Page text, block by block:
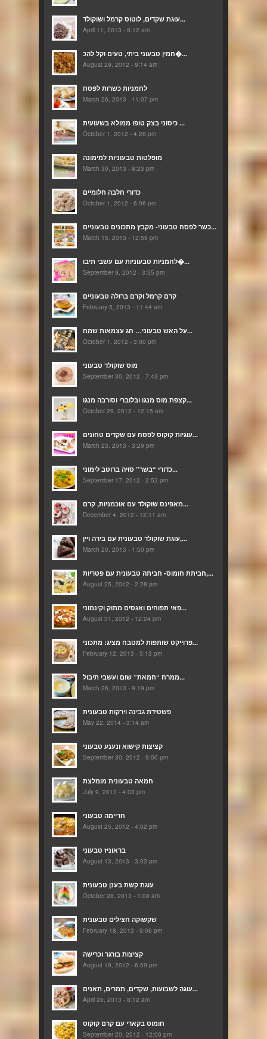
עוגת שקדים, לוטוס קרמל ושוקולד...
April 11, 2013 - 8:12 am
חמין טבעוני ביתי, טעים וקל להכ�...
August 29, 2012 - 9:14 am
לחמניות כשרות לפסח
March 26, 2013 - 11:07 pm
כיסוני בצק טופו ממולא בשעועית ...
October 1, 2012 - 4:26 pm
מופלטות טבעוניות למימונה
March 30, 2013 - 8:23 pm
כדורי חלבה חלומיים
October 1, 2012 - 6:06 pm
כשר לפסח טבעוני- מקבץ מתכונים טבעוניים...
March 15, 2013 - 12:59 pm
לחמניות טבעוניות עם עשבי תיבו�...
September 9, 2012 - 3:55 pm
קרם קרמל וקרם ברולה טבעוניים
February 5, 2013 - 11:44 am
על האש טבעוני… חג עצמאות שמח...
October 1, 2012 - 3:00 pm
מוס שוקולד טבעוני
September 30, 2012 - 7:43 pm
קצפת מוס מנגו ובלוברי וסורבה מנגו...
October 29, 2012 - 12:15 am
עוגיות קוקוס לפסח עם שקדים טחונים...
March 23, 2013 - 3:29 pm
כדורי “בשר” סויה ברוטב לימוני...
September 17, 2012 - 2:52 pm
מאפינס שוקולד עם אוכמניות, קרם...
December 4, 2012 - 12:11 am
עוגת שוקולד טבעונית עם בירה ויין,...
March 20, 2013 - 1:50 pm
חביתת חומוס- חביתה טבעונית עם פטריות,...
August 25, 2012 - 2:28 pm
פאי תפוחים ואגסים מתוק וקינמוני...
August 31, 2012 - 12:24 pm
פרוייקט שותפות למטבח מציג: מתכוני...
February 12, 2013 - 5:13 pm
ממרח “חמאת” שום ועשבי תיבול...
March 26, 2013 - 9:19 pm
פשטידת גבינה וירקות טבעונית
May 22, 2014 - 3:14 am
קציצות קישוא ונענע טבעוני
September 30, 2012 - 9:00 pm
חמאה טבעונית מומלצת
July 9, 2013 - 4:03 pm
חריימה טבעוני
August 25, 2012 - 4:02 pm
בראוניז טבעוני
August 13, 2013 - 3:03 pm
עוגת קשת בענן טבעונית
October 28, 2013 - 1:08 am
שקשוקה חצילים טבעונית
February 18, 2013 - 9:06 pm
קציצות בורגר וכרישה
August 19, 2012 - 6:09 pm
עוגה לשבועות, שקדים, תמרים, תאנים...
April 28, 2013 - 8:12 am
חומוס בקארי עם קרם קוקוס
September 20, 2012 - 12:06 pm